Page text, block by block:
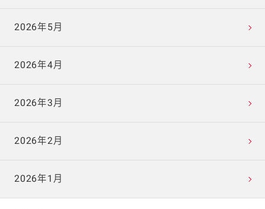
2026年5月
2026年4月
2026年3月
2026年2月
2026年1月